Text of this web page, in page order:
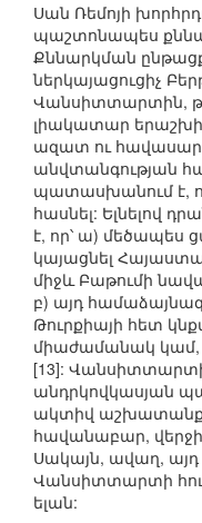
Սան Ռեմոյի
պաշտոնապես
Քննարկման
ներկայացուցիչ
Վանսիտտարտին,
լիակատար
ազատ ու հավասար
անվտանգության
պատասխանում է,
հասնել: Ելնելով
է, որ՝ ա) մեծապես
կայացնել
միջև Բաթումի
բ) այդ
Թուրքիայի հետ
միաժամանակ կամ,
[13]: Վանսիտտարտի
անդրկովկասյան
ակտիվ աշխատանքն
հավանաբար,
Սակայն, ավաղ, այդ
Վանսիտտարտի
ելան: